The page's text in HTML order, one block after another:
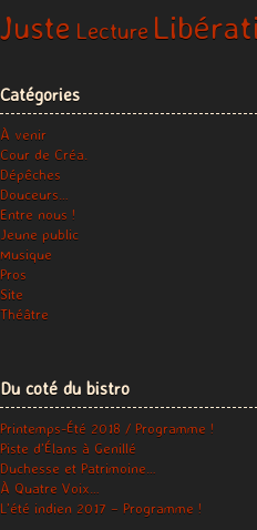
Juste Lecture
Catégories
À venir
Cour de Créa.
Dépêches
Douceurs…
Entre nous !
Jeune public
Musique
Pros
Site
Théâtre
Du coté du bistro
Printemps-Été 2018 / Programme !
Piste d’Élans à Genillé
Duchesse et Patrimoine…
À Quatre Voix…
L’été indien 2017 – Programme !